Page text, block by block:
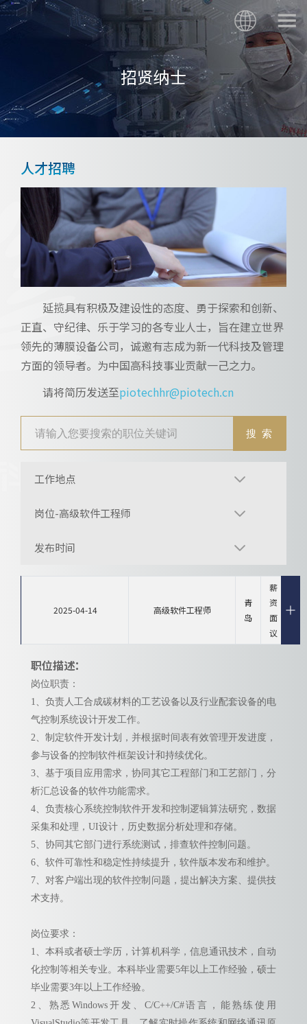
招贤纳士
人才招聘
延揽具有积极及建设性的态度、勇于探索和创新、
正直、守纪律、乐于学习的各专业人士，旨在建立世界
领先的薄膜设备公司，诚邀有志成为新一代科技及管理
方面的领导者。为中国高科技事业贡献一己之力。
请将简历发送至piotechhr@piotech.cn
工作地点
岗位-高级软件工程师
发布时间
2025-04-14 高级软件工程师
青
岛
薪
资
面
议
职位描述：
岗位职责：
1、负责人工合成碳材料的工艺设备以及行业配套设备的电
气控制系统设计开发工作。
2、制定软件开发计划，并根据时间表有效管理开发进度，
参与设备的控制软件框架设计和持续优化。
3、基于项目应用需求，协同其它工程部门和工艺部门，分
析汇总设备的软件功能需求。
4、负责核心系统控制软件开发和控制逻辑算法研究，数据
采集和处理，UI设计，历史数据分析处理和存储。
5、协同其它部门进行系统测试，排查软件控制问题。
6、软件可靠性和稳定性持续提升，软件版本发布和维护。
7、对客户端出现的软件控制问题，提出解决方案、提供技
术支持。
岗位要求：
1、本科或者硕士学历，计算机科学，信息通讯技术，自动
化控制等相关专业。本科毕业需要5年以上工作经验，硕士
毕业需要3年以上工作经验。
2、熟悉Windows开发、C/C++/C#语言，能熟练使用